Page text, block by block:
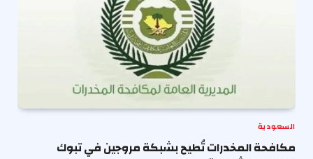
السعودية
مكافحة المخدرات تُطيح بشبكة مروجين في تبوك